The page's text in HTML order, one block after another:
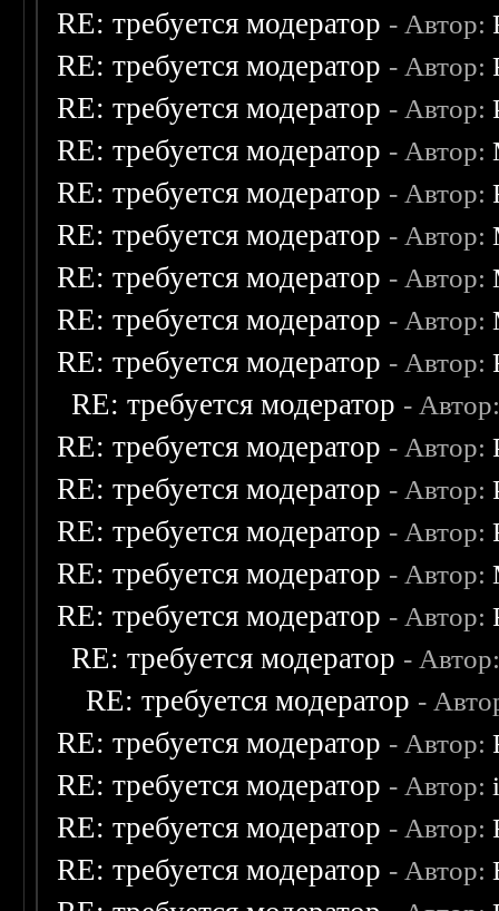
RE: требуется модератор - Автор:
RE: требуется модератор - Автор:
RE: требуется модератор - Автор:
RE: требуется модератор - Автор:
RE: требуется модератор - Автор:
RE: требуется модератор - Автор:
RE: требуется модератор - Автор:
RE: требуется модератор - Автор:
RE: требуется модератор - Автор:
RE: требуется модератор -
RE: требуется модератор - Автор:
RE: требуется модератор - Автор:
RE: требуется модератор - Автор:
RE: требуется модератор - Автор:
RE: требуется модератор - Автор:
RE: требуется модератор -
RE: требуется модератор -
RE: требуется модератор - Автор:
RE: требуется модератор - Автор:
RE: требуется модератор - Автор:
RE: требуется модератор - Автор: